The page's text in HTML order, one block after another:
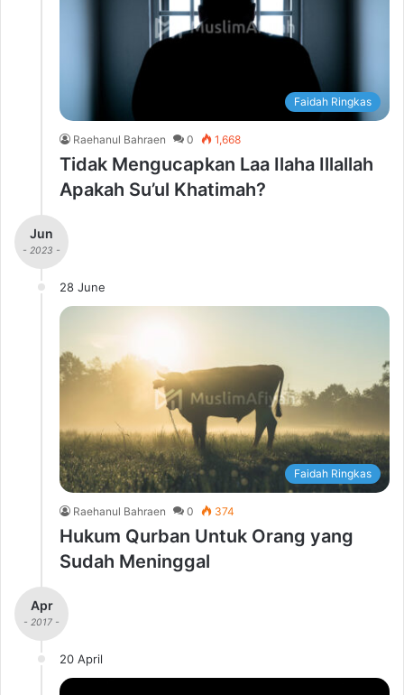
Faidah Ringkas
Raehanul Bahraen 0 1,668
Tidak Mengucapkan Laa Ilaha Illallah
Apakah Su’ul Khatimah?
Jun
- 2023 -
28 June
Faidah Ringkas
Raehanul Bahraen 0 374
Hukum Qurban Untuk Orang yang
Sudah Meninggal
Apr
- 2017 -
20 April